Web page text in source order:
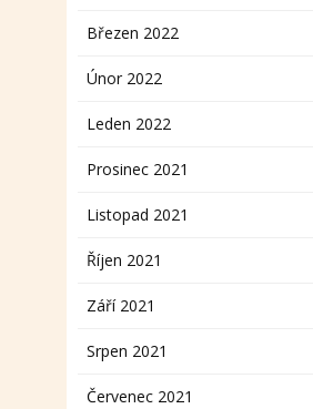
Březen 2022
Únor 2022
Leden 2022
Prosinec 2021
Listopad 2021
Říjen 2021
Září 2021
Srpen 2021
Červenec 2021